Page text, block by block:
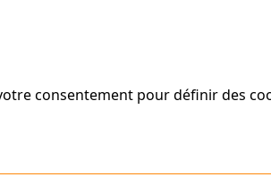
consentement pour définir des